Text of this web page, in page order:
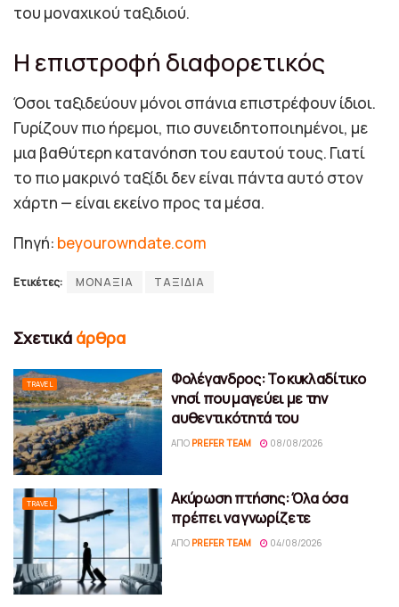
του μοναχικού ταξιδιού.
Η επιστροφή διαφορετικός
Όσοι ταξιδεύουν μόνοι σπάνια επιστρέφουν ίδιοι.
Γυρίζουν πιο ήρεμοι, πιο συνειδητοποιημένοι, με
μια βαθύτερη κατανόηση του εαυτού τους. Γιατί
το πιο μακρινό ταξίδι δεν είναι πάντα αυτό στον
χάρτη — είναι εκείνο προς τα μέσα.
Πηγή: beyourowndate.com
Ετικέτες: ΜΟΝΑΞΙΑ ΤΑΞΙΔΙΑ
Σχετικά άρθρα
TRAVEL
Φολέγανδρος: Το κυκλαδίτικο
νησί που μαγεύει με την
αυθεντικότητά του
ΑΠΌ PREFER TEAM 08/08/2026
TRAVEL
Ακύρωση πτήσης: Όλα όσα
πρέπει να γνωρίζετε
ΑΠΌ PREFER TEAM 04/08/2026